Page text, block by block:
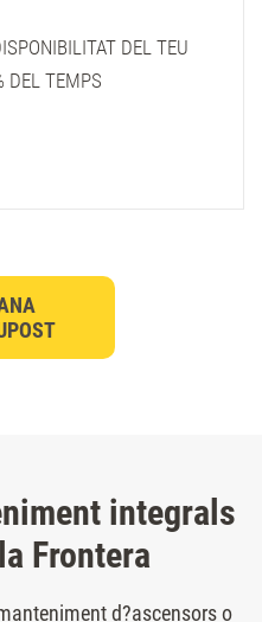
DEL TEU
DEL TEMPS
integrals
Frontera
d?ascensors o